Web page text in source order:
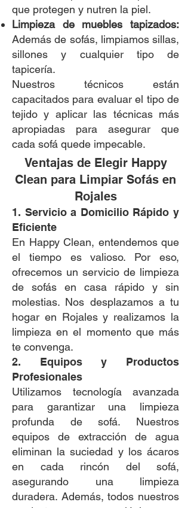
que protegen y nutren la piel.
Limpieza de muebles tapizados:
Además de sofás, limpiamos sillas,
sillones y cualquier tipo de
tapicería.
Nuestros técnicos están
capacitados para evaluar el tipo de
tejido y aplicar las técnicas más
apropiadas para asegurar que
cada sofá quede impecable.
Ventajas de Elegir Happy
Clean para Limpiar Sofás en
Rojales
1. Servicio a Domicilio Rápido y
Eficiente
En Happy Clean, entendemos que
el tiempo es valioso. Por eso,
ofrecemos un servicio de limpieza
de sofás en casa rápido y sin
molestias. Nos desplazamos a tu
hogar en Rojales y realizamos la
limpieza en el momento que más
te convenga.
2. Equipos y Productos
Profesionales
Utilizamos tecnología avanzada
para garantizar una limpieza
profunda de sofá. Nuestros
equipos de extracción de agua
eliminan la suciedad y los ácaros
en cada rincón del sofá,
asegurando una limpieza
duradera. Además, todos nuestros